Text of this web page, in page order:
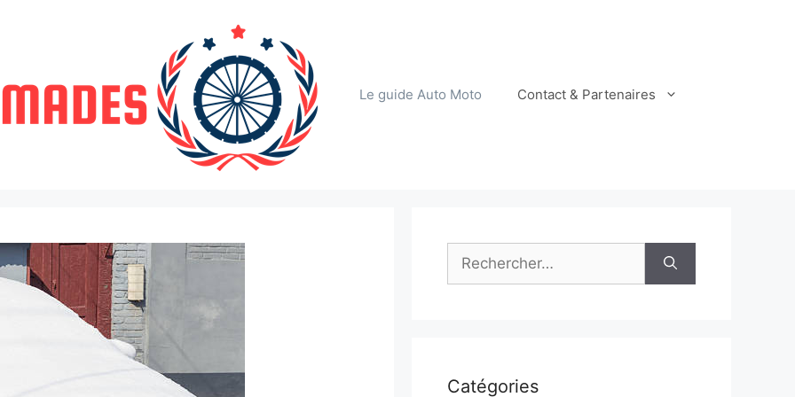
Le guide Auto Moto Contact & Partenaires
Rechercher :
Catégories